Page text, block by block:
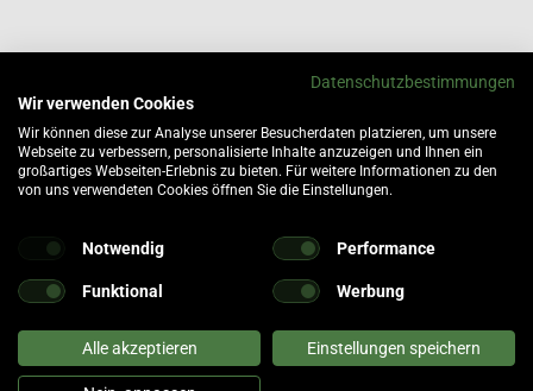
Datenschutzbestimmungen
Wir verwenden Cookies
Wir können diese zur Analyse unserer Besucherdaten platzieren, um unsere
Webseite zu verbessern, personalisierte Inhalte anzuzeigen und Ihnen ein
großartiges Webseiten-Erlebnis zu bieten. Für weitere Informationen zu den
von uns verwendeten Cookies öffnen Sie die Einstellungen.
Notwendig Performance
Funktional Werbung
Alle akzeptieren Einstellungen speichern